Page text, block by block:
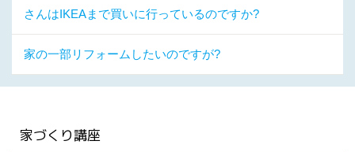
さんはIKEAまで買いに行っているのですか?
家の一部リフォームしたいのですが?
家づくり講座